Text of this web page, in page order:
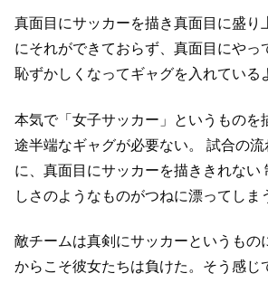
真面目にサッカーを描き真面目に盛り
にそれができておらず、真面目にやっ
恥ずかしくなってギャグを入れている
本気で「女子サッカー」というものを
途半端なギャグが必要ない。
試合の流
に、真面目にサッカーを描ききれない
しさのようなものがつねに漂ってしま
敵チームは真剣にサッカーというもの
からこそ彼女たちは負けた。そう感じ